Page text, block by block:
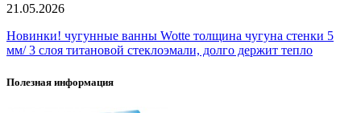
21.05.2026
Новинки! чугунные ванны Wotte толщина чугуна стенки 5
мм/ 3 слоя титановой стеклоэмали, долго держит тепло
Полезная информация